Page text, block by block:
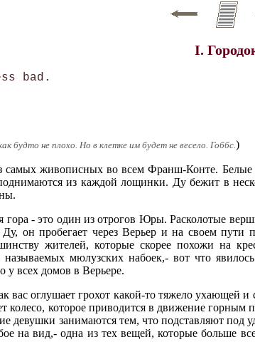
I.
bad.
будто не плохо. Но в клетке им будет не весело. Гоббс.)
самых живописных во всем Франш-Конте.
из каждой лощинки. Ду бежит в
гора - это один из отрогов Юры. Расколотые
он пробегает через Верьер и на своем
жителей, которые скорее похожи на
мюлузских набоек,- вот что
у всех домов в Верьере.
вас оглушает грохот какой-то тяжело
которое приводится в движение горным
девушки занимаются тем, что подставляют
на вид,- одна из тех вещей, которые больше